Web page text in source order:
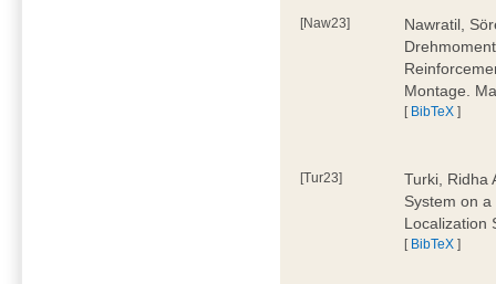
[Naw23]
Nawratil,
Montage.
[ BibTeX ]
[Tur23]
Turki, Ridha
System on
Localization
[ BibTeX ]